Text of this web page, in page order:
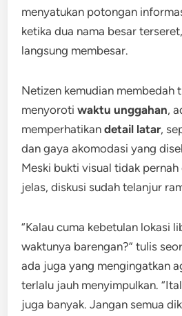
menyatukan potongan
ketika dua nama besar
langsung membesar.
Netizen kemudian membedah
menyorotiwaktu unggahan,
memperhatikandetail latar,
dan gaya akomodasi yang
Meski bukti visual tidak
jelas, diskusi sudah telanjur
“Kalau cuma kebetulan lokasi
waktunya barengan?” tulis
ada juga yang mengingatkan
terlalu jauh menyimpulkan.
juga banyak. Jangan semua